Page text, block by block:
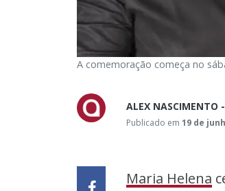
A comemoração começa no
ALEX NASCIMENTO
Publicado em19 de
Maria Helena